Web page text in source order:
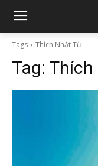
Tags Thích Nhật Từ
Tag: Thích